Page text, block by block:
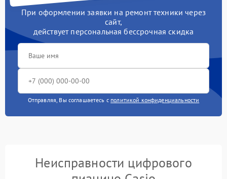
При оформлении заявки на ремонт техники через
сайт,
действует персональная бессрочная скидка
Отправляя, Вы соглашаетесь с политикой конфиденциальности
Неисправности цифрового